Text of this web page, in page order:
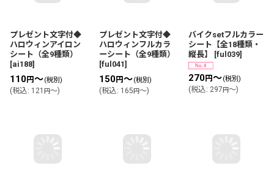
プレゼント文字付◆
ハロウィンアイロン
シート（全9種類）
[ai188]
110円～(税別)
(税込: 121 円～)
プレゼント文字付◆
ハロウィンフルカラ
ーシート（全9種類）
[ful041]
150円～(税別)
(税込: 165 円～)
バイクsetフルカラー
シート【全18種類・
縦長】
[ful039]
270円～(税別)
(税込: 297円～)